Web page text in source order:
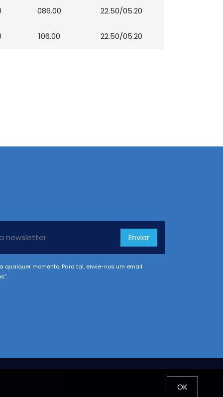
086.00 22.50/05.20
106.00 22.50/05.20
Enviar
qualquer momento. Para tal, envie-nos um email
OK